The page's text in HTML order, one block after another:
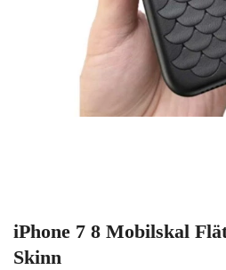
iPhone 7 8 Mobilskal
Skinn